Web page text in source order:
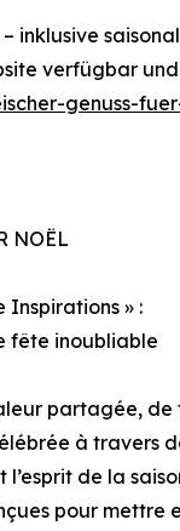
inklusive
verfügbar
genuss-
NOËL
Inspirations » :
fête inoubliable
partagée,
à travers
l’esprit de la
pour mettre